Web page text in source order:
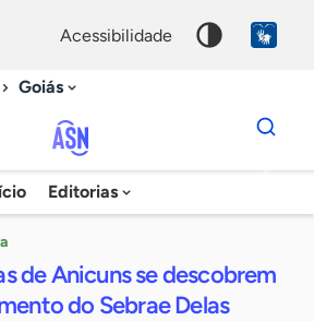
acessibilidade
Goiás
Agência
Sebrae
Notícias
Editorias
Dados
para
chave
de Anicuns se descobrem
do Sebrae Delas